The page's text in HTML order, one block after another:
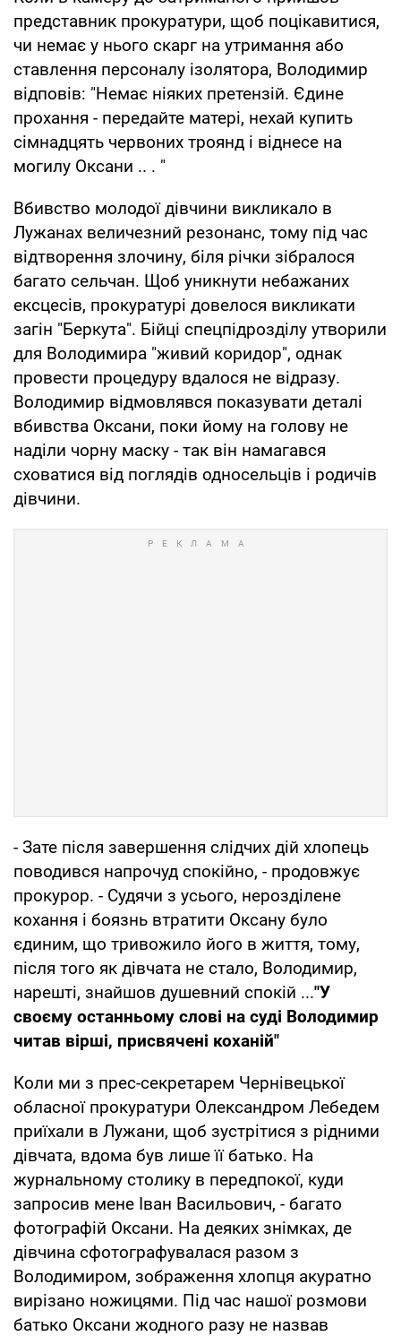
представник прокуратури, щоб поцікавитися,
чи немає у нього скарг на утримання або
ставлення персоналу ізолятора, Володимир
відповів: "Немає ніяких претензій. Єдине
прохання - передайте матері, нехай купить
сімнадцять червоних троянд і віднесе на
могилу Оксани .. . "
Вбивство молодої дівчини викликало в
Лужанах величезний резонанс, тому під час
відтворення злочину, біля річки зібралося
багато сельчан. Щоб уникнути небажаних
ексцесів, прокуратурі довелося викликати
загін "Беркута". Бійці спецпідрозділу утворили
для Володимира "живий коридор", однак
провести процедуру вдалося не відразу.
Володимир відмовлявся показувати деталі
вбивства Оксани, поки йому на голову не
наділи чорну маску - так він намагався
сховатися від поглядів односельців і родичів
дівчини.
- Зате після завершення слідчих дій хлопець
поводився напрочуд спокійно, - продовжує
прокурор. - Судячи з усього, нерозділене
кохання і боязнь втратити Оксану було
єдиним, що тривожило його в життя, тому,
після того як дівчата не стало, Володимир,
нарешті, знайшов душевний спокій ..."У
своєму останньому слові на суді Володимир
читав вірші, присвячені коханій"
Коли ми з прес-секретарем Чернівецької
обласної прокуратури Олександром Лебедем
приїхали в Лужани, щоб зустрітися з рідними
дівчата, вдома був лише її батько. На
журнальному столику в передпокої, куди
запросив мене Іван Васильович, - багато
фотографій Оксани. На деяких знімках, де
дівчина сфотографувалася разом з
Володимиром, зображення хлопця акуратно
вирізано ножицями. Під час нашої розмови
батько Оксани жодного разу не назвав